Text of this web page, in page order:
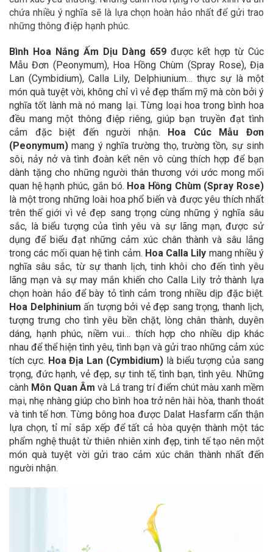
chứa nhiều ý nghĩa sẽ là lựa chọn hoàn hảo nhất để gửi trao
những thông điệp hạnh phúc.
Bình Hoa Nắng Ấm Dịu Dàng 659 được kết hợp từ Cúc
Mẫu Đơn (Peonymum), Hoa Hồng Chùm (Spray Rose), Địa
Lan (Cymbidium), Calla Lily, Delphiunium… thực sự là một
món quà tuyệt vời, không chỉ vì vẻ đẹp thẩm mỹ mà còn bởi ý
nghĩa tốt lành mà nó mang lại. Từng loại hoa trong bình hoa
đều mang một thông điệp riêng, giúp bạn truyền đạt tình
cảm đặc biệt đến người nhận. Hoa Cúc Mẫu Đơn
(Peonymum) mang ý nghĩa trường thọ, trường tồn, sự sinh
sôi, nảy nở và tình đoàn kết nên vô cùng thích hợp để bạn
dành tặng cho những người thân thương với ước mong mối
quan hệ hạnh phúc, gắn bó. Hoa Hồng Chùm (Spray Rose)
là một trong những loài hoa phổ biến và được yêu thích nhất
trên thế giới vì vẻ đẹp sang trọng cùng những ý nghĩa sâu
sắc, là biểu tượng của tình yêu và sự lãng mạn, được sử
dụng để biểu đạt những cảm xúc chân thành và sâu lắng
trong các mối quan hệ tình cảm. Hoa Calla Lily mang nhiều ý
nghĩa sâu sắc, từ sự thanh lịch, tinh khôi cho đến tình yêu
lãng mạn và sự may mắn khiến cho Calla Lily trở thành lựa
chọn hoàn hảo để bày tỏ tình cảm trong nhiều dịp đặc biệt.
Hoa Delphinium ấn tượng bởi vẻ đẹp sang trọng, thanh lịch,
tượng trưng cho tình yêu bền chặt, lòng chân thành, duyên
dáng, hạnh phúc, niềm vui… thích hợp cho nhiều dịp khác
nhau để thể hiện tình yêu, tình bạn và gửi trao những cảm xúc
tích cực. Hoa Địa Lan (Cymbidium) là biểu tượng của sang
trọng, đức hạnh, vẻ đẹp, sự tinh tế, tình bạn, tình yêu. Những
cành Môn Quan Âm và Lá trang tríđiểm chút màu xanh mềm
mại, nhẹ nhàng giúp cho bình hoa trở nên hài hòa, thanh thoát
và tinh tế hơn. Từng bông hoa được Dalat Hasfarm cẩn thận
lựa chọn, tỉ mỉ sắp xếp để tất cả hòa quyện thành một tác
phẩm nghệ thuật từ thiên nhiên xinh đẹp, tinh tế tạo nên một
món quà tuyệt vời gửi trao cảm xúc chân thành nhất đến
người nhận.